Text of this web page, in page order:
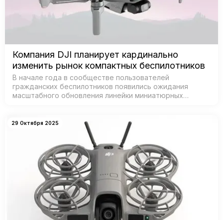
Компания DJI планирует кардинально
изменить рынок компактных беспилотников
В начале года в сообществе пользователей
гражданских беспилотников появились ожидания
масштабного обновления линейки миниатюрных
29 Октября 2025